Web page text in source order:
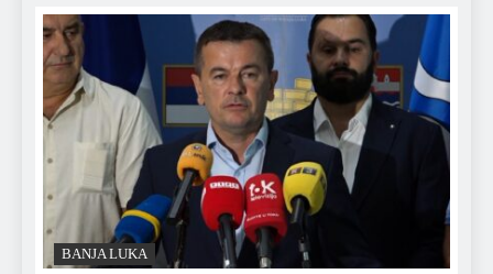
BANJA LUKA